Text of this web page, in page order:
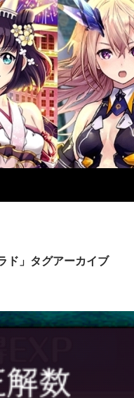
ド」タグアーカイブ